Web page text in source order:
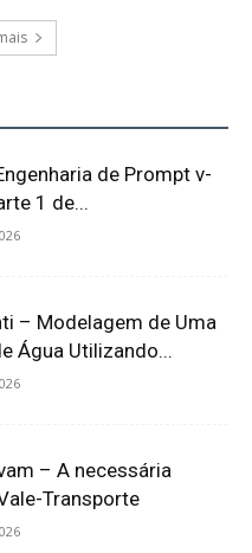
de Prompt v-
1 de...
– Modelagem de Uma
Água Utilizando...
– A necessária
Transporte